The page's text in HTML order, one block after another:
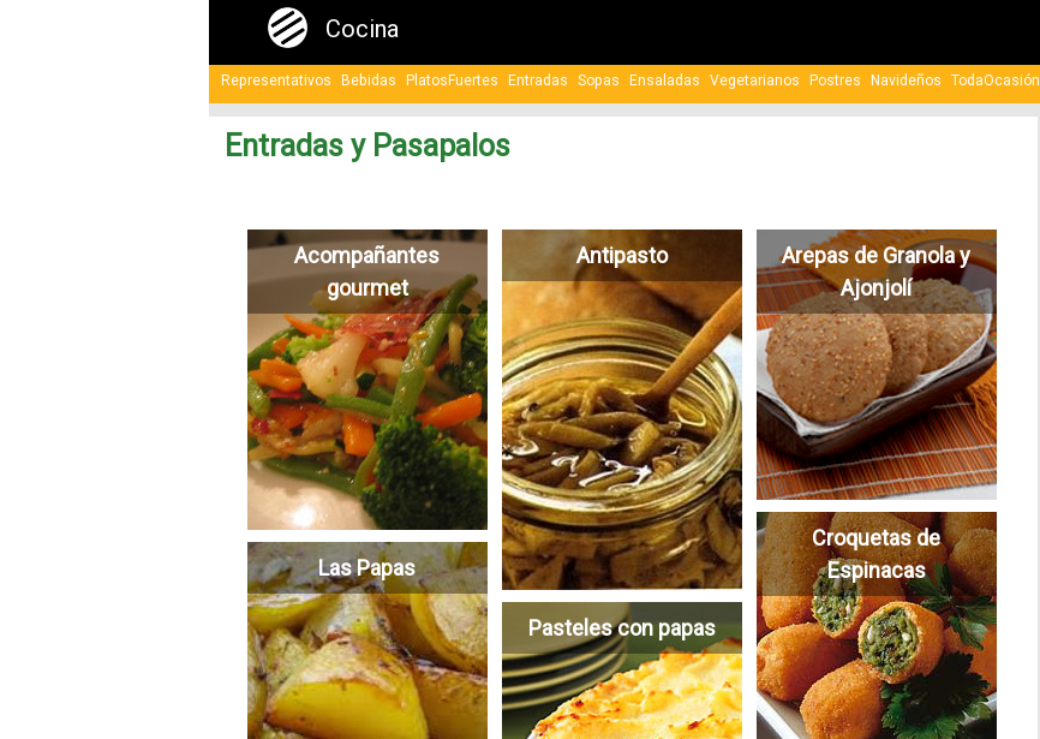
Cocina
Representativos Bebidas PlatosFuertes Entradas Sopas Ensaladas Vegetarianos Postres Navideños TodaOcasión
Entradas y Pasapalos
Acompañantes
gourmet
Antipasto
Arepas de Granola y
Ajonjolí
Croquetas de
Espinacas
Las Papas
Pasteles con papas